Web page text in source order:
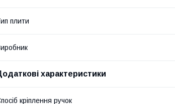
плити
характеристики
кріплення ручок